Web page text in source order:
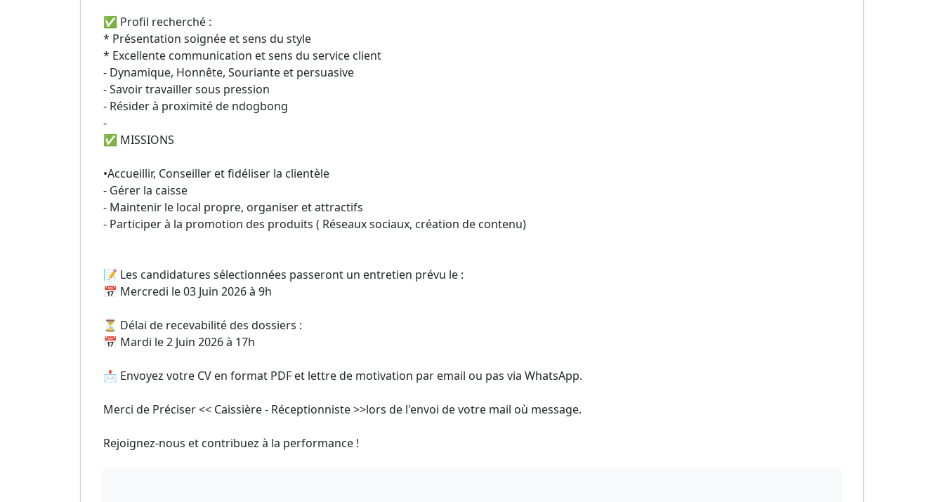
✅ Profil recherché :
* Présentation soignée et sens du style
* Excellente communication et sens du service client
- Dynamique, Honnête, Souriante et persuasive
- Savoir travailler sous pression
- Résider à proximité de ndogbong
-
✅ MISSIONS
•Accueillir, Conseiller et fidéliser la clientèle
- Gérer la caisse
- Maintenir le local propre, organiser et attractifs
- Participer à la promotion des produits ( Réseaux sociaux, création de contenu)
📝 Les candidatures sélectionnées passeront un entretien prévu le :
📅 Mercredi le 03 Juin 2026 à 9h
⏳ Délai de recevabilité des dossiers :
📅 Mardi le 2 Juin 2026 à 17h
📩 Envoyez votre CV en format PDF et lettre de motivation par email ou pas via WhatsApp.
Merci de Préciser << Caissière - Réceptionniste >>lors de l'envoi de votre mail où message.
Rejoignez-nous et contribuez à la performance !